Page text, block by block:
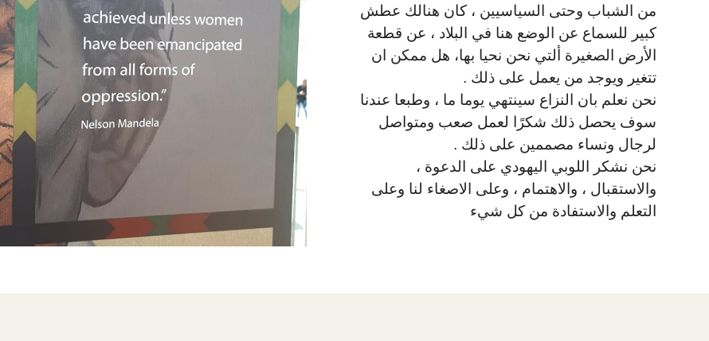
من الشباب وحتى السياسيين ، كان هنالك عطش
كبير للسماع عن الوضع هنا في البلاد ، عن قطعة
الأرض الصغيرة ألتي نحن نحيا بها، هل ممكن ان
تتغير ويوجد من يعمل على ذلك .
نحن نعلم بان النزاع سينتهي يوما ما ، وطبعا عندنا
سوف يحصل ذلك شكرًا لعمل صعب ومتواصل
لرجال ونساء مصممين على ذلك .
نحن نشكر اللوبي اليهودي على الدعوة ،
والاستقبال ، والاهتمام ، وعلى الاصغاء لنا وعلى
التعلم والاستفادة من كل شيء